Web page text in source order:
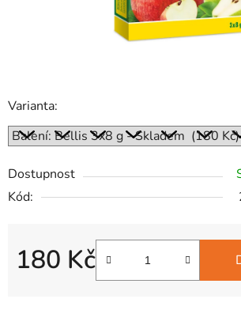
Varianta:
Dostupnost
Kód:
180 Kč